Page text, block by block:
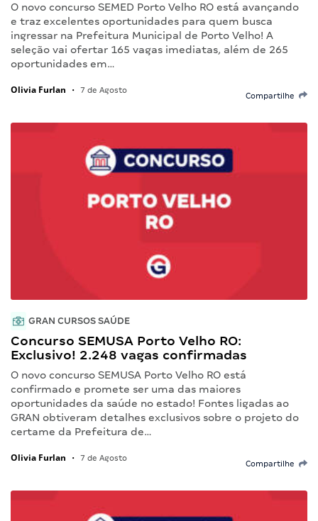
O novo concurso SEMED Porto Velho RO está avançando
e traz excelentes oportunidades para quem busca
ingressar na Prefeitura Municipal de Porto Velho! A
seleção vai ofertar 165 vagas imediatas, além de 265
oportunidades em…
Olivia Furlan • 7 de Agosto
Compartilhe
GRAN CURSOS SAÚDE
Concurso SEMUSA Porto Velho RO:
Exclusivo! 2.248 vagas confirmadas
O novo concurso SEMUSA Porto Velho RO está
confirmado e promete ser uma das maiores
oportunidades da saúde no estado! Fontes ligadas ao
GRAN obtiveram detalhes exclusivos sobre o projeto do
certame da Prefeitura de…
Olivia Furlan • 7 de Agosto
Compartilhe